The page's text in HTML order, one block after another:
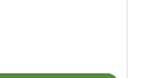
68cm cantidad